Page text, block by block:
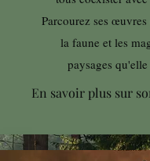
Parcourez ses
la faune et les
paysages
En savoir plus sur